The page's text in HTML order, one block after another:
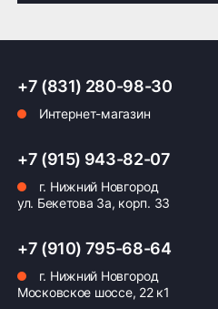
Мы отправляем заказы
транспортными
Автотрейдинг, Ратэк,
Доставка комплекта
(4 шт) шин или
дисков до терминала
транспортной
Бесплатно
+7 (831) 280-98-30
Интернет-магазин
+7 (915) 943-82-07
г. Нижний Новгород
ул. Бекетова 3а, корп. 33
+7 (910) 795-68-64
г. Нижний Новгород
Московское шоссе, 22 к1